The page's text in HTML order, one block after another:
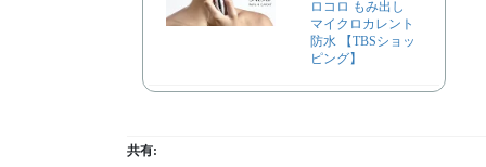
ロコロ もみ出し
マイクロカレント
防水 【TBSショッ
ピング】
共有: